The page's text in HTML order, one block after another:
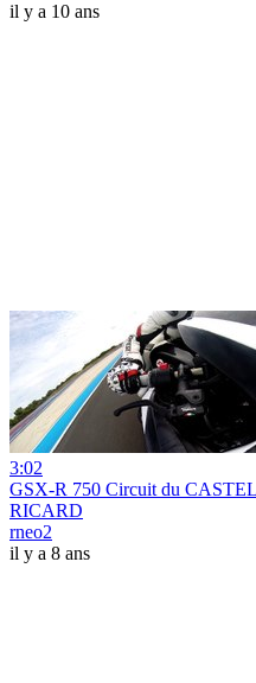
il y a 10 ans
3:02
GSX-R 750 Circuit du
RICARD
rneo2
il y a 8 ans